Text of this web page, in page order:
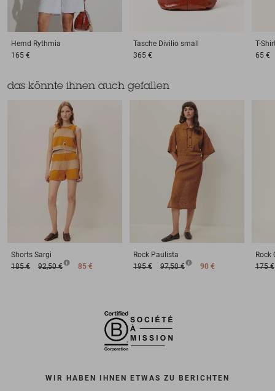
Hemd Rythmia
165 €
Tasche Divilio small
365 €
T-
65 €
das könnte ihnen auch gefallen
Shorts Sargi
185 €
92,50 € 85 €
Rock Paulista
195 €
97,50 € 90 €
Rock
175 €
WIR HABEN IHNEN ETWAS ZU BERICHTEN